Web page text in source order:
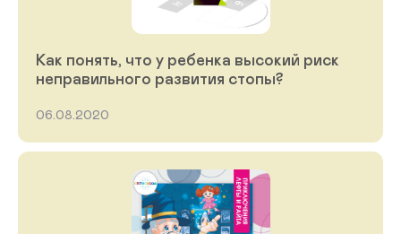
Как понять, что у ребенка высокий риск
неправильного развития стопы?
06.08.2020